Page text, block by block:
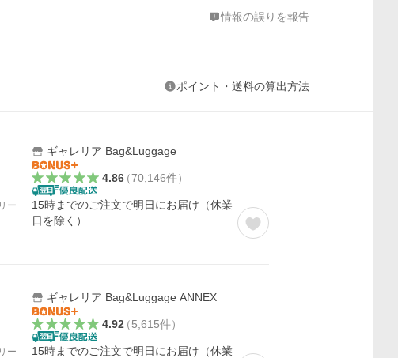
情報の誤りを報告
ポイント・送料の算出方法
ー
ギャレリア Bag&Luggage
4.86（70,146件）
15時までのご注文で明日にお届け（休業
日を除く）
ー
ギャレリア Bag&Luggage ANNEX
4.92（5,615件）
15時までのご注文で明日にお届け（休業